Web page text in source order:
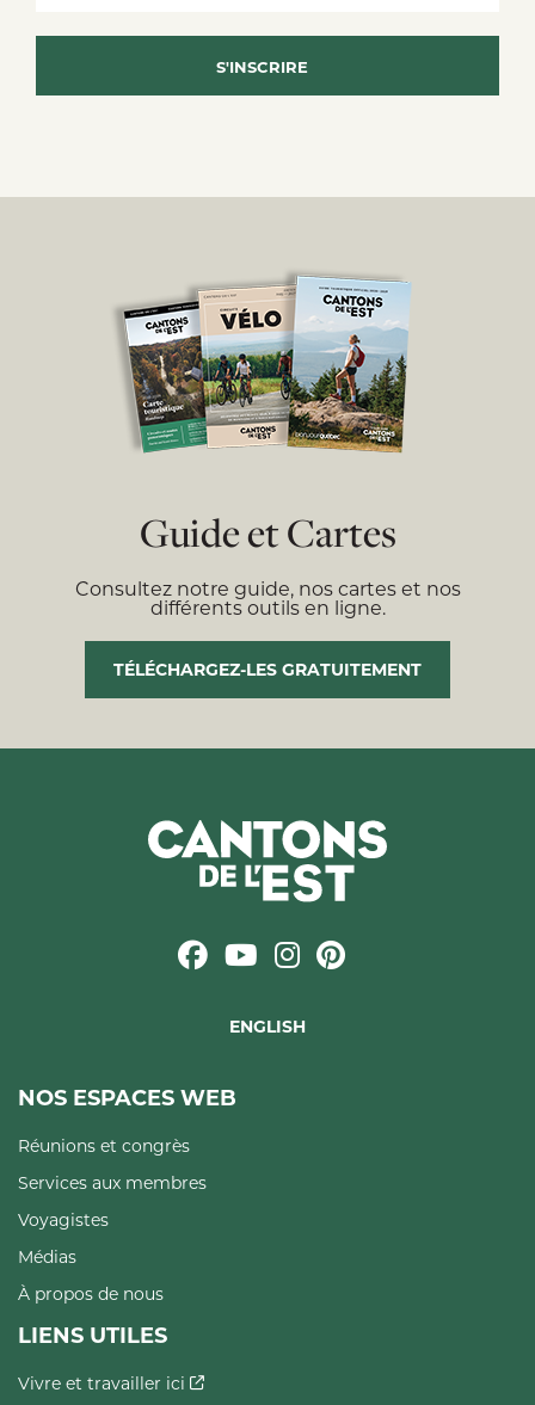
Guide et Cartes
Consultez notre guide, nos cartes et nos
différents outils en ligne.
TÉLÉCHARGEZ-LES GRATUITEMENT
ENGLISH
NOS ESPACES WEB
Réunions et congrès
Services aux membres
Voyagistes
Médias
À propos de nous
LIENS UTILES
Vivre et travailler ici